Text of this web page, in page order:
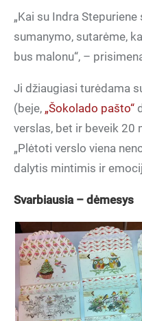
„Kai su Indra
sumanymo, sutarėme,
bus malonu“, –
Ji džiaugiasi turėdama
(beje, „Šokolado pašto“
verslas, bet ir beveik 20
„Plėtoti verslo viena
dalytis mintimis ir
Svarbiausia – dėmesys